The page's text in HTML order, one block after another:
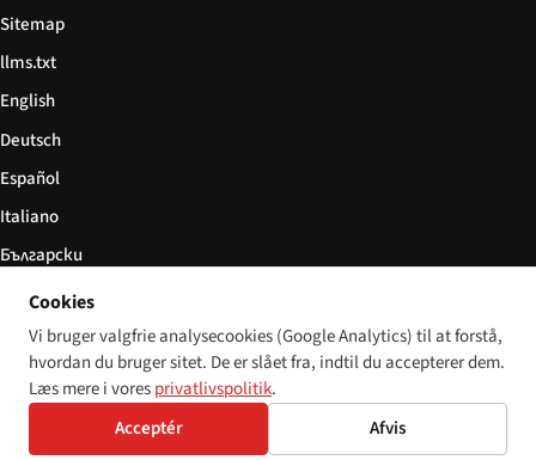
Sitemap
llms.txt
English
Deutsch
Español
Italiano
Български
简体中文
© 2026 Disability World. Alle rettigheder forbeholdes. Cookie settings
DeutschEspañol 简体中文Polski
Cookies
Vi bruger valgfrie analysecookies (Google Analytics) til at forstå,
hvordan du bruger sitet. De er slået fra, indtil du accepterer dem.
Læs mere i voresprivatlivspolitik.
Acceptér
Afvis